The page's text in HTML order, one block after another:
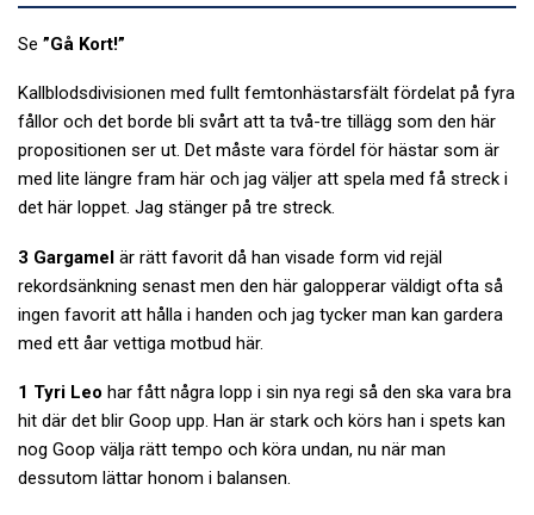
Se ”Gå Kort!”
Kallblodsdivisionen med fullt femtonhästarsfält fördelat på fyra
fållor och det borde bli svårt att ta två-tre tillägg som den här
propositionen ser ut. Det måste vara fördel för hästar som är
med lite längre fram här och jag väljer att spela med få streck i
det här loppet. Jag stänger på tre streck.
3 Gargamel är rätt favorit då han visade form vid rejäl
rekordsänkning senast men den här galopperar väldigt ofta så
ingen favorit att hålla i handen och jag tycker man kan gardera
med ett åar vettiga motbud här.
1 Tyri Leo har fått några lopp i sin nya regi så den ska vara bra
hit där det blir Goop upp. Han är stark och körs han i spets kan
nog Goop välja rätt tempo och köra undan, nu när man
dessutom lättar honom i balansen.